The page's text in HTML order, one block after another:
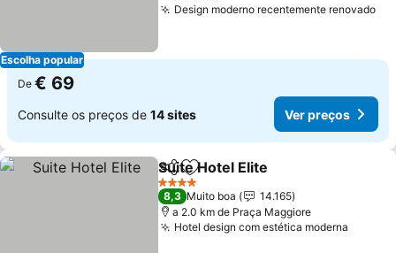
Escolha popular
Design moderno recentemente renovado
De € 69
Consulte os preços de 14 sites Ver preços
PartilharAdicionar aos favoritos
Suite Hotel Elite
4 Estrelas
8,3 Muito boa
14.165
a 2.0 km de Praça Maggiore
Hotel design com estética moderna